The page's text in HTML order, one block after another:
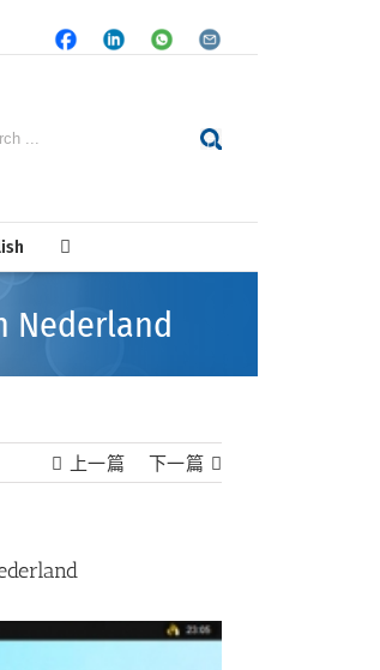
FacebookLinkedInWhatsapp
Email
Nederland
上一篇 下一篇